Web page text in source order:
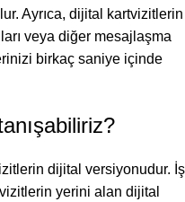
Ayrıca, dijital kartvizitlerin
veya diğer mesajlaşma
birkaç saniye içinde
dijital versiyonudur. İş
yerini alan dijital